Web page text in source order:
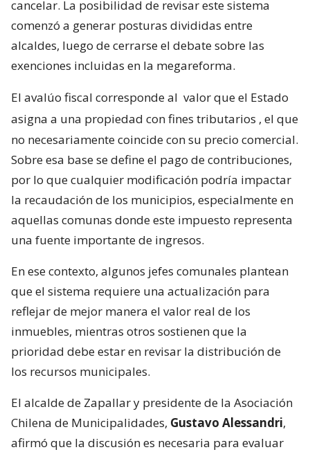
cancelar. La posibilidad de revisar este sistema
comenzó a generar posturas divididas entre
alcaldes, luego de cerrarse el debate sobre las
exenciones incluidas en la megareforma.
El avalúo fiscal corresponde al valor que el Estado
asigna a una propiedad con fines tributarios , el que
no necesariamente coincide con su precio comercial.
Sobre esa base se define el pago de contribuciones,
por lo que cualquier modificación podría impactar
la recaudación de los municipios, especialmente en
aquellas comunas donde este impuesto representa
una fuente importante de ingresos.
En ese contexto, algunos jefes comunales plantean
que el sistema requiere una actualización para
reflejar de mejor manera el valor real de los
inmuebles, mientras otros sostienen que la
prioridad debe estar en revisar la distribución de
los recursos municipales.
El alcalde de Zapallar y presidente de la Asociación
Chilena de Municipalidades, Gustavo Alessandri,
afirmó que la discusión es necesaria para evaluar